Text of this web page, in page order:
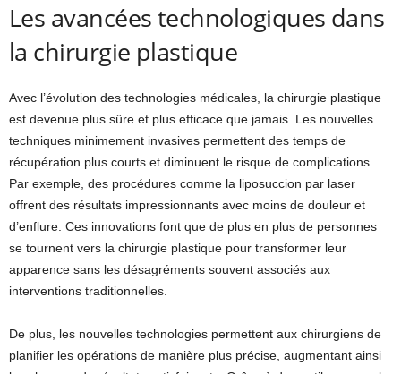
Les avancées technologiques dans
la chirurgie plastique
Avec l’évolution des technologies médicales, la chirurgie plastique
est devenue plus sûre et plus efficace que jamais. Les nouvelles
techniques minimement invasives permettent des temps de
récupération plus courts et diminuent le risque de complications.
Par exemple, des procédures comme la liposuccion par laser
offrent des résultats impressionnants avec moins de douleur et
d’enflure. Ces innovations font que de plus en plus de personnes
se tournent vers la chirurgie plastique pour transformer leur
apparence sans les désagréments souvent associés aux
interventions traditionnelles.
De plus, les nouvelles technologies permettent aux chirurgiens de
planifier les opérations de manière plus précise, augmentant ainsi